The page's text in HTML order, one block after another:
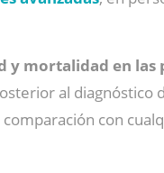
mortalidad en las
al diagnóstico
con